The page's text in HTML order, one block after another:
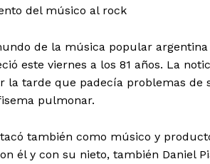
del músico al rock
de la música popular
este viernes a los 81 años. La
tarde que padecía problemas de
pulmonar.
también como músico y
él y con su nieto, también Daniel